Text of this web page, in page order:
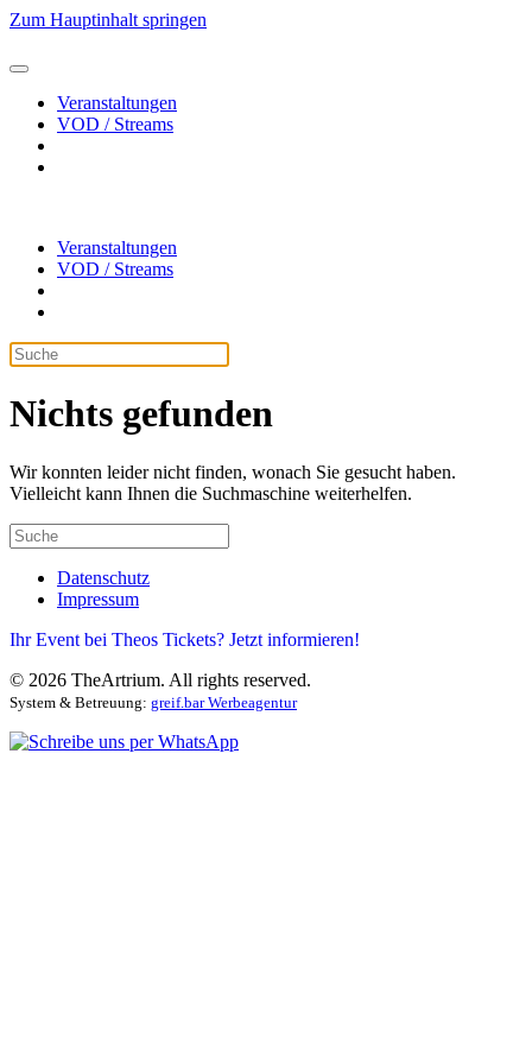
Zum Hauptinhalt springen
Veranstaltungen
VOD / Streams
Veranstaltungen
VOD / Streams
Nichts gefunden
Wir konnten leider nicht finden, wonach Sie gesucht haben.
Vielleicht kann Ihnen die Suchmaschine weiterhelfen.
Datenschutz
Impressum
Ihr Event bei Theos Tickets? Jetzt informieren!
© 2026 TheArtrium. All rights reserved.
System & Betreuung: greif.bar Werbeagentur